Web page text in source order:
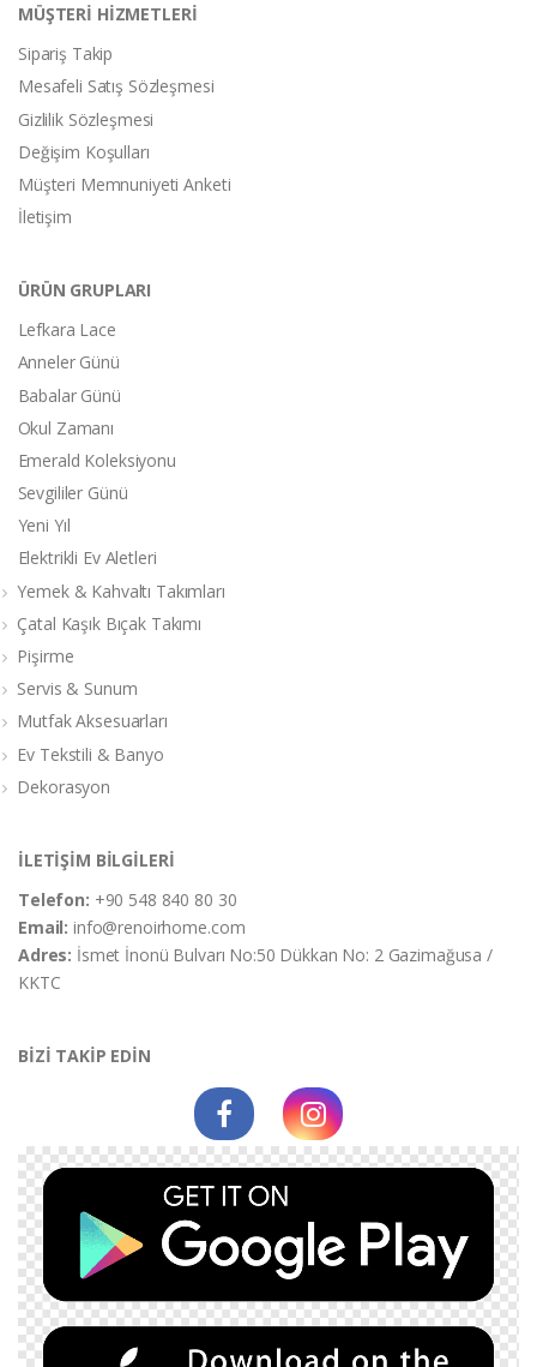
MÜŞTERİ HİZMETLERİ
Sipariş Takip
Mesafeli Satış Sözleşmesi
Gizlilik Sözleşmesi
Değişim Koşulları
Müşteri Memnuniyeti Anketi
İletişim
ÜRÜN GRUPLARI
Lefkara Lace
Anneler Günü
Babalar Günü
Okul Zamanı
Emerald Koleksiyonu
Sevgililer Günü
Yeni Yıl
Elektrikli Ev Aletleri
Yemek & Kahvaltı Takımları
Çatal Kaşık Bıçak Takımı
Pişirme
Servis & Sunum
Mutfak Aksesuarları
Ev Tekstili & Banyo
Dekorasyon
İLETİŞİM BİLGİLERİ
Telefon: +90 548 840 80 30
Email:info@renoirhome.com
Adres: İsmet İnonü Bulvarı No:50 Dükkan No: 2 Gazimağusa /
KKTC
BİZİ TAKİP EDİN